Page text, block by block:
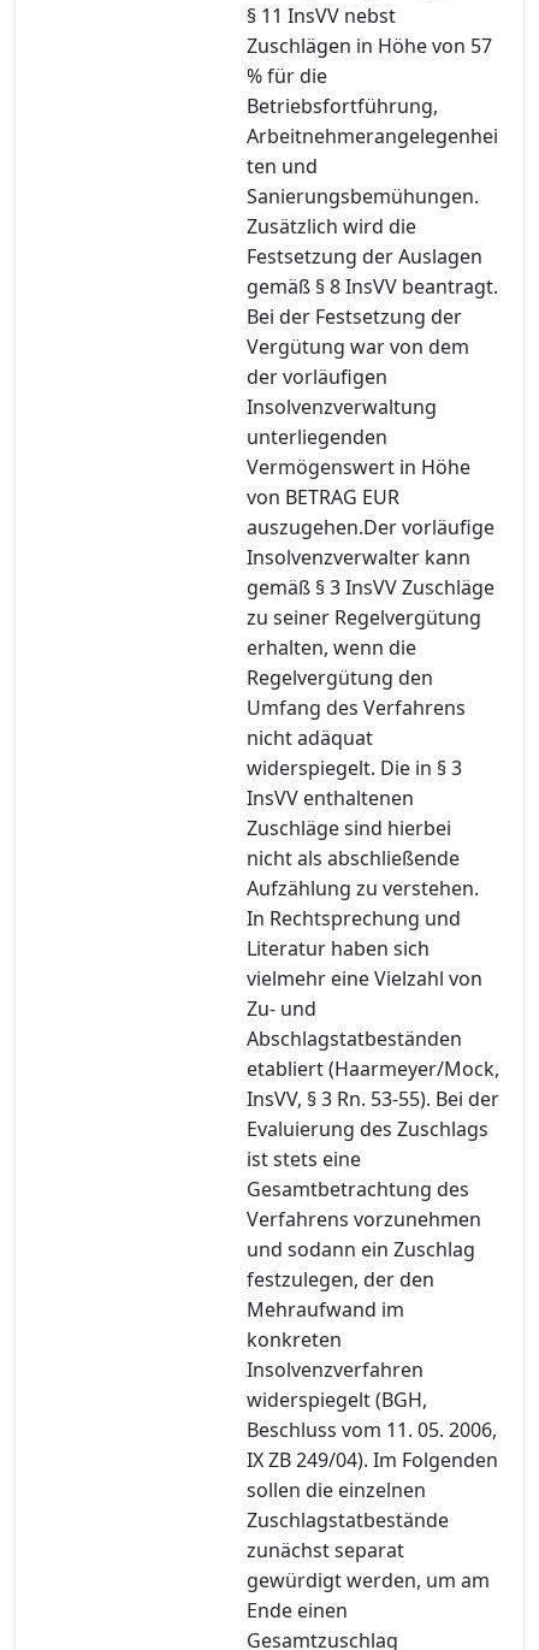
§ 11 InsVV nebst
Zuschlägen in Höhe von 57
% für die
Betriebsfortführung,
Arbeitnehmerangelegenhei
ten und
Sanierungsbemühungen.
Zusätzlich wird die
Festsetzung der Auslagen
gemäß § 8 InsVV beantragt.
Bei der Festsetzung der
Vergütung war von dem
der vorläufigen
Insolvenzverwaltung
unterliegenden
Vermögenswert in Höhe
von BETRAG EUR
auszugehen.Der vorläufige
Insolvenzverwalter kann
gemäß § 3 InsVV Zuschläge
zu seiner Regelvergütung
erhalten, wenn die
Regelvergütung den
Umfang des Verfahrens
nicht adäquat
widerspiegelt. Die in § 3
InsVV enthaltenen
Zuschläge sind hierbei
nicht als abschließende
Aufzählung zu verstehen.
In Rechtsprechung und
Literatur haben sich
vielmehr eine Vielzahl von
Zu- und
Abschlagstatbeständen
etabliert (Haarmeyer/Mock,
InsVV, § 3 Rn. 53-55). Bei der
Evaluierung des Zuschlags
ist stets eine
Gesamtbetrachtung des
Verfahrens vorzunehmen
und sodann ein Zuschlag
festzulegen, der den
Mehraufwand im
konkreten
Insolvenzverfahren
widerspiegelt (BGH,
Beschluss vom 11. 05. 2006,
IX ZB 249/04). Im Folgenden
sollen die einzelnen
Zuschlagstatbestände
zunächst separat
gewürdigt werden, um am
Ende einen
Gesamtzuschlag